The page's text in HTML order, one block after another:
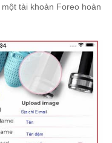
tài khoản Foreo hoàn